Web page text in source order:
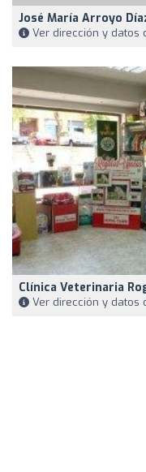
José María Arroyo
Ver dirección y datos
Clínica Veterinaria
Ver dirección y datos